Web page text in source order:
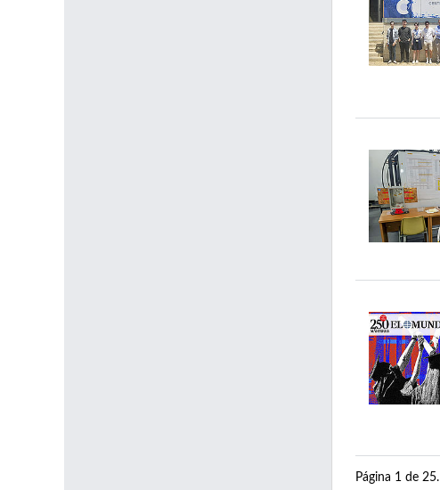
Página 1 de 25.